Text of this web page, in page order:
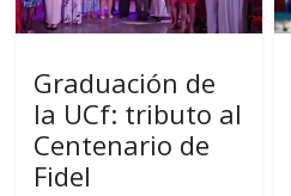
Graduación de
la UCf: tributo al
Centenario de
Fidel